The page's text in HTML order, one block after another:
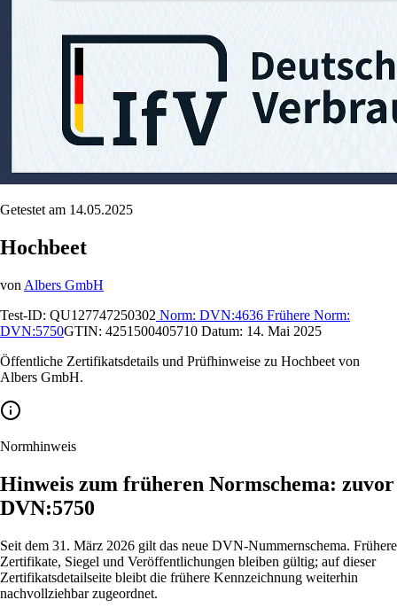
Getestet am 14.05.2025
Hochbeet
von Albers GmbH
Test-ID: QU127747250302 Norm: DVN:4636 Frühere Norm:
DVN:5750GTIN: 4251500405710 Datum: 14. Mai 2025
Öffentliche Zertifikatsdetails und Prüfhinweise zu Hochbeet von
Albers GmbH.
Normhinweis
Hinweis zum früheren Normschema: zuvor
DVN:5750
Seit dem 31. März 2026 gilt das neue DVN-Nummernschema. Frühere
Zertifikate, Siegel und Veröffentlichungen bleiben gültig; auf dieser
Zertifikatsdetailseite bleibt die frühere Kennzeichnung weiterhin
nachvollziehbar zugeordnet.